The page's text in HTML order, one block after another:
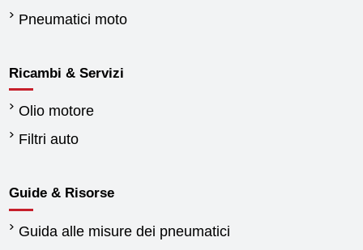
Pneumatici moto
Ricambi & Servizi
Olio motore
Filtri auto
Guide & Risorse
Guida alle misure dei pneumatici